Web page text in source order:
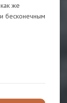
же
бесконечным